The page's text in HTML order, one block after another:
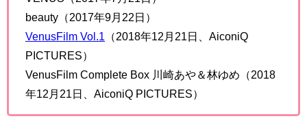
秘密超人サザンクロス（2017年1月13日、ZENピク
チャーズ）
愛しのあやカーブ
ニケーションズ）
VENUS（2017年7月21日）